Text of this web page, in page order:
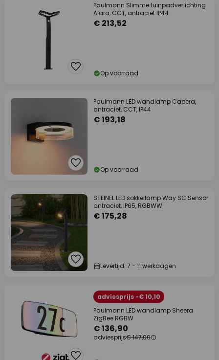
Paulmann Slimme tuinpadverlichting
Alara, CCT, antraciet IP44
€ 213,52
Op voorraad
Paulmann LED wandlamp Capera,
antraciet, CCT, IP44
€ 193,18
Op voorraad
STEINEL LED sokkellamp Way SC Sensor
antraciet, IP65, RGBWW
€ 175,28
Levertijd: 7 - 11 werkdagen
adviesprijs -€ 10,10
Paulmann LED wandlamp Sheera
ZigBee RGBW
€ 136,90
adviesprijs€ 147,00